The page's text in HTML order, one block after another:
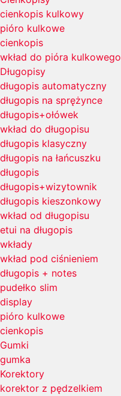
cienkopis kulkowy
pióro kulkowe
cienkopis
wkład do pióra kulkowego
Długopisy
długopis automatyczny
długopis na sprężynce
długopis+ołówek
wkład do długopisu
długopis klasyczny
długopis na łańcuszku
długopis
długopis+wizytownik
długopis kieszonkowy
wkład od długopisu
etui na długopis
wkłady
wkład pod ciśnieniem
długopis + notes
pudełko slim
display
pióro kulkowe
cienkopis
Gumki
gumka
Korektory
korektor z pędzelkiem